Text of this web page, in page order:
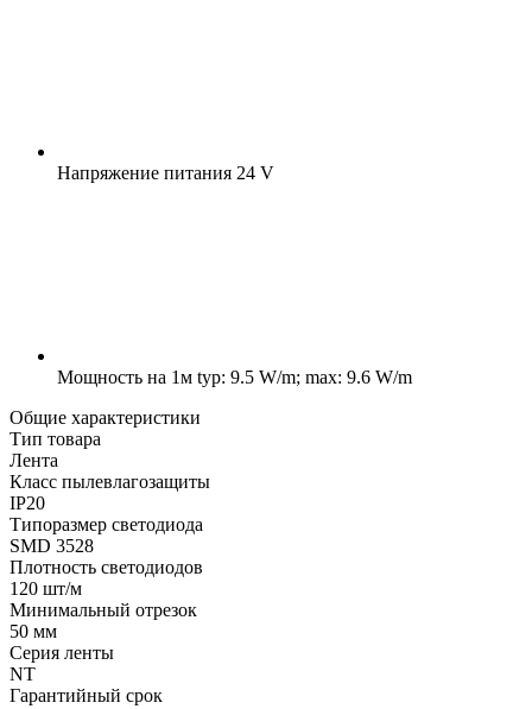
Напряжение питания 24 V
Мощность на 1м typ: 9.5 W/m; max: 9.6 W/m
Общие характеристики
Тип товара
Лента
Класс пылевлагозащиты
IP20
Типоразмер светодиода
SMD 3528
Плотность светодиодов
120 шт/м
Минимальный отрезок
50 мм
Серия ленты
NT
Гарантийный срок